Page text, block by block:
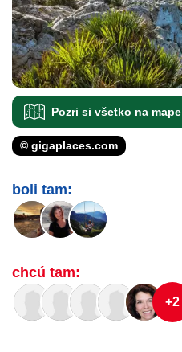
Pozri si všetko na mape
© gigaplaces.com
boli tam:
chcú tam:
+2